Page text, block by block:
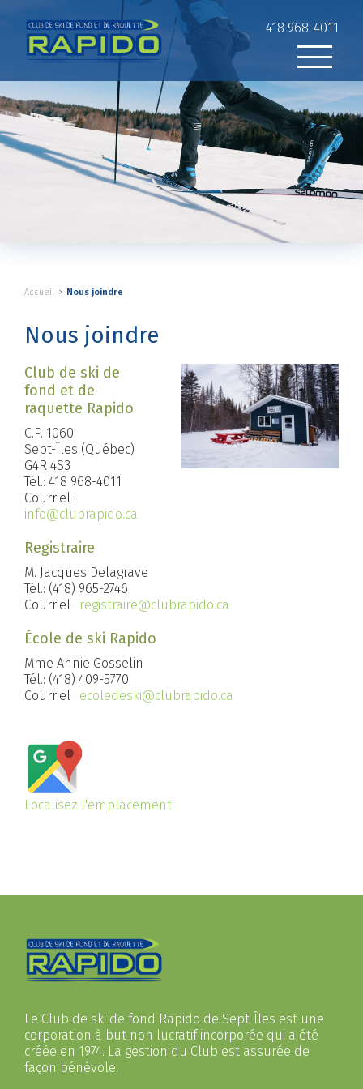
418 968-4011
Accueil Nous joindre
Nous joindre
Club de ski de
fond et de
raquette Rapido
C.P. 1060
Sept-Îles (Québec)
G4R 4S3
Tél.: 418 968-4011
Courriel :
info@clubrapido.ca
Registraire
M. Jacques Delagrave
Tél.: (418) 965-2746
Courriel : registraire@clubrapido.ca
École de ski Rapido
Mme Annie Gosselin
Tél.: (418) 409-5770
Courriel : ecoledeski@clubrapido.ca
Localisez l'emplacement
Le Club de ski de fond Rapido de Sept-Îles est une
corporation à but non lucratif incorporée qui a été
créée en 1974. La gestion du Club est assurée de
façon bénévole.